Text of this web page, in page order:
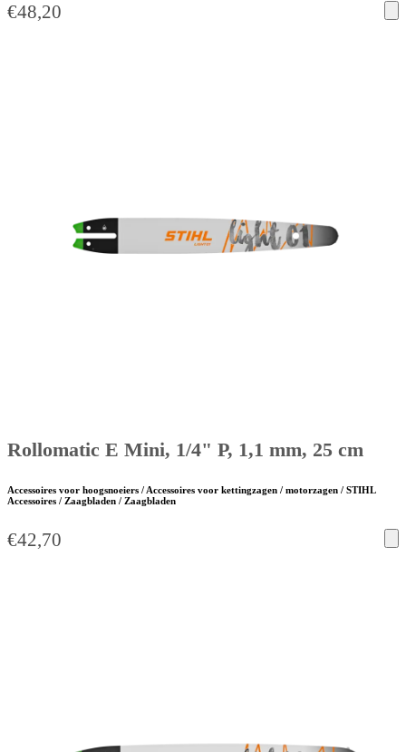
€48,20
Rollomatic E Mini, 1/4" P, 1,1 mm, 25 cm
Accessoires voor hoogsnoeiers / Accessoires voor kettingzagen / motorzagen / STIHL
Accessoires / Zaagbladen / Zaagbladen
€42,70